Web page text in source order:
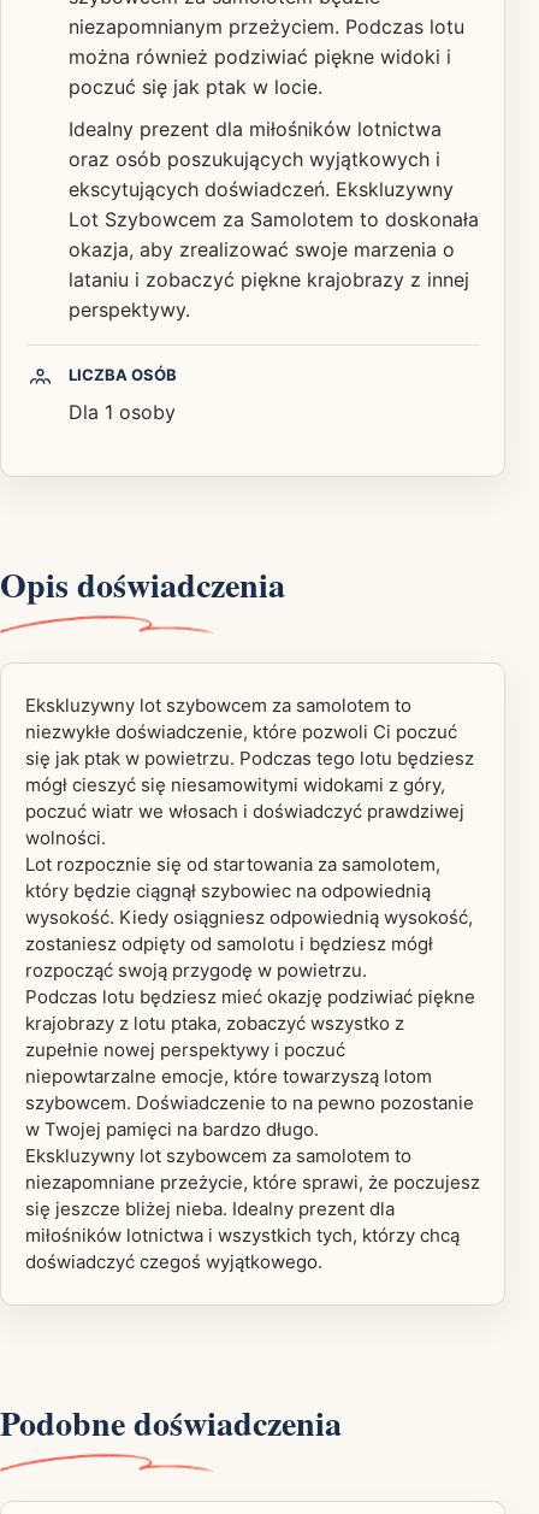
niezapomnianym przeżyciem. Podczas lotu
można również podziwiać piękne widoki i
poczuć się jak ptak w locie.
Idealny prezent dla miłośników lotnictwa
oraz osób poszukujących wyjątkowych i
ekscytujących doświadczeń. Ekskluzywny
Lot Szybowcem za Samolotem to doskonała
okazja, aby zrealizować swoje marzenia o
lataniu i zobaczyć piękne krajobrazy z innej
perspektywy.
LICZBA OSÓB
Dla 1 osoby
Opis doświadczenia
Ekskluzywny lot szybowcem za samolotem to
niezwykłe doświadczenie, które pozwoli Ci poczuć
się jak ptak w powietrzu. Podczas tego lotu będziesz
mógł cieszyć się niesamowitymi widokami z góry,
poczuć wiatr we włosach i doświadczyć prawdziwej
wolności.
Lot rozpocznie się od startowania za samolotem,
który będzie ciągnął szybowiec na odpowiednią
wysokość. Kiedy osiągniesz odpowiednią wysokość,
zostaniesz odpięty od samolotu i będziesz mógł
rozpocząć swoją przygodę w powietrzu.
Podczas lotu będziesz mieć okazję podziwiać piękne
krajobrazy z lotu ptaka, zobaczyć wszystko z
zupełnie nowej perspektywy i poczuć
niepowtarzalne emocje, które towarzyszą lotom
szybowcem. Doświadczenie to na pewno pozostanie
w Twojej pamięci na bardzo długo.
Ekskluzywny lot szybowcem za samolotem to
niezapomniane przeżycie, które sprawi, że poczujesz
się jeszcze bliżej nieba. Idealny prezent dla
miłośników lotnictwa i wszystkich tych, którzy chcą
doświadczyć czegoś wyjątkowego.
Podobne doświadczenia